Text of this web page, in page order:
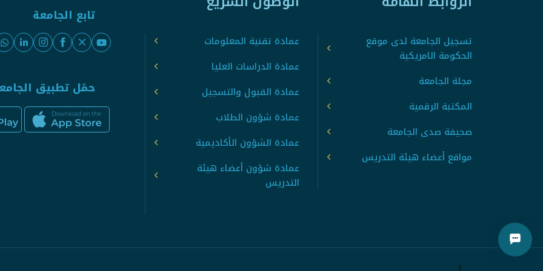
تسجيل الجامعة لدى موقع
الحكومة الامريكية
مجلة الجامعة
المكتبة الرقمية
صحيفة صدى الجامعة
مواقع أعضاء هيئة التدريس
عمادة تقنية المعلومات
عمادة الدراسات العليا
عمادة القبول والتسجيل
عمادة شؤون الطلاب
عمادة الشؤون الأكاديمية
عمادة شؤون أعضاء هيئة
التدريس
تابع الجامعة
حمّل تطبيق